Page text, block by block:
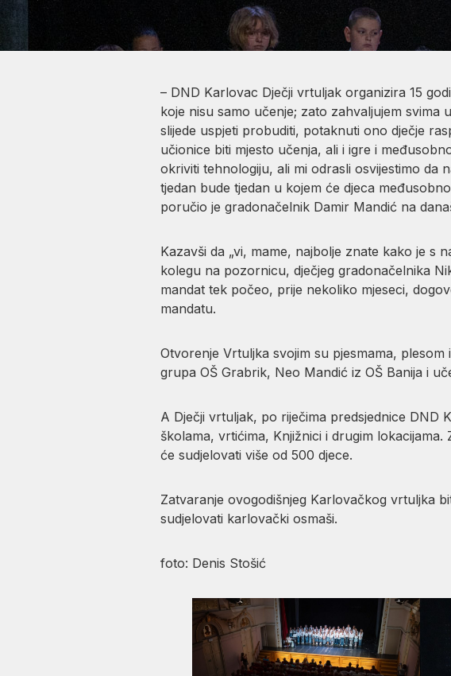
– DND Karlovac Dječji vrtuljak organizira 15
koje nisu samo učenje; zato zahvaljujem svima
slijede uspjeti probuditi, potaknuti ono dječje
učionice biti mjesto učenja, ali i igre i
okriviti tehnologiju, ali mi odrasli osvijestimo da
tjedan bude tjedan u kojem će djeca
poručio je gradonačelnik Damir Mandić na
Kazavši da „vi, mame, najbolje znate kako je s
kolegu na pozornicu, dječjeg gradonačelnika
mandat tek počeo, prije nekoliko mjeseci,
mandatu.
Otvorenje Vrtuljka svojim su pjesmama,
grupa OŠ Grabrik, Neo Mandić iz OŠ Banija i
A Dječji vrtuljak, po riječima predsjednice DND
školama, vrtićima, Knjižnici i drugim
će sudjelovati više od 500 djece.
Zatvaranje ovogodišnjeg Karlovačkog vrtuljka
sudjelovati karlovački osmaši.
foto: Denis Stošić